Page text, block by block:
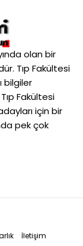
olan bir
Tıp Fakültesi
bilgiler
Fakültesi
için bir
pek çok
İletişim